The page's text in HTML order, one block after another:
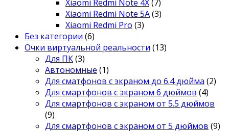
Xiaomi Redmi Note 4X(7)
Xiaomi Redmi Note 5A(3)
Xiaomi Redmi Pro (3)
Без категории (6)
Очки виртуальной реальности (13)
Для ПК(3)
Автономные (1)
Для сматфонов с экраном до 6.4 дюйма (2)
Для смартфонов с экраном 6 дюймов (4)
Для смартфонов с экраном от 5.5 дюймов
(9)
Для смартфонов с экраном от 5 дюймов (9)